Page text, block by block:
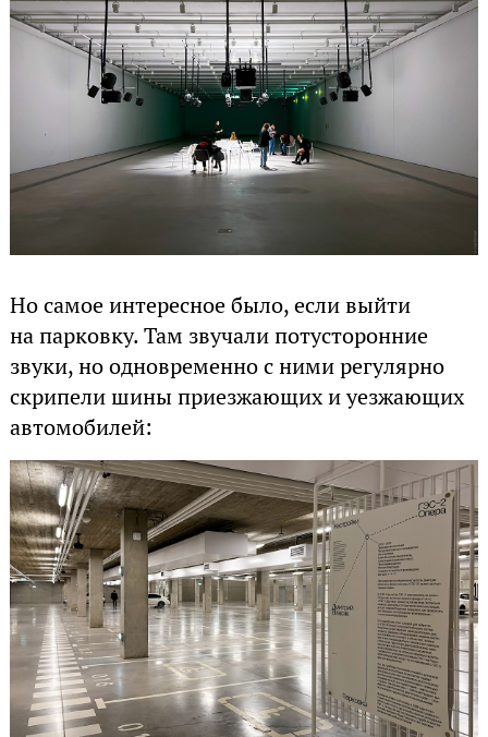
Но самое интересное было, если выйти
на парковку. Там звучали потусторонние
звуки, но одновременно с ними регулярно
скрипели шины приезжающих и уезжающих
автомобилей: